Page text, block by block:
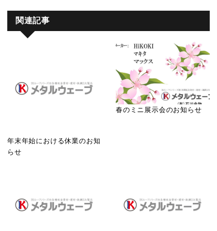
関連記事
年末年始における休業のお知
らせ
春のミニ展示会のお知らせ